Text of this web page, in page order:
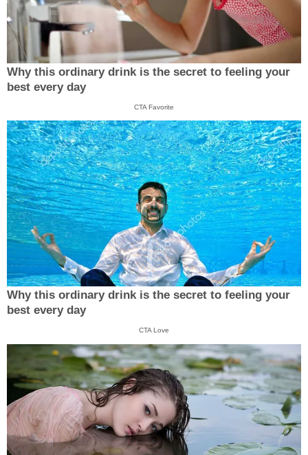
Why this ordinary drink is the secret to feeling your
best every day
CTA Favorite
Why this ordinary drink is the secret to feeling your
best every day
CTA Love